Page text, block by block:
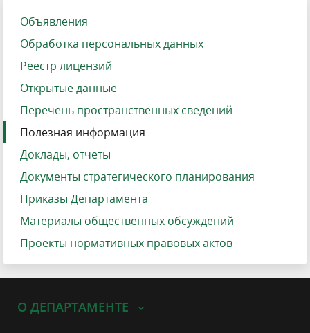
Объявления
Обработка персональных данных
Реестр лицензий
Открытые данные
Перечень пространственных сведений
Полезная информация
Доклады, отчеты
Документы стратегического планирования
Приказы Департамента
Материалы общественных обсуждений
Проекты нормативных правовых актов
О ДЕПАРТАМЕНТЕ